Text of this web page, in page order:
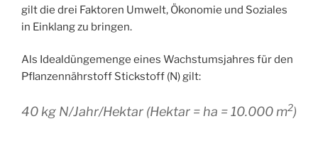
gilt die drei Faktoren Umwelt, Ökonomie und Soziales
in Einklang zu bringen.
Als Idealdüngemenge eines Wachstumsjahres für den
Pflanzennährstoff Stickstoff (N) gilt:
40 kg N/Jahr/Hektar (Hektar = ha = 10.000 m2)